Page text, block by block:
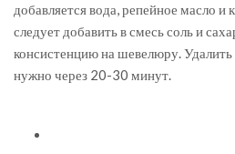
добавляется вода, репейное масло и
следует добавить в смесь соль и
консистенцию на шевелюру. Удалить
нужно через 20-30 минут.